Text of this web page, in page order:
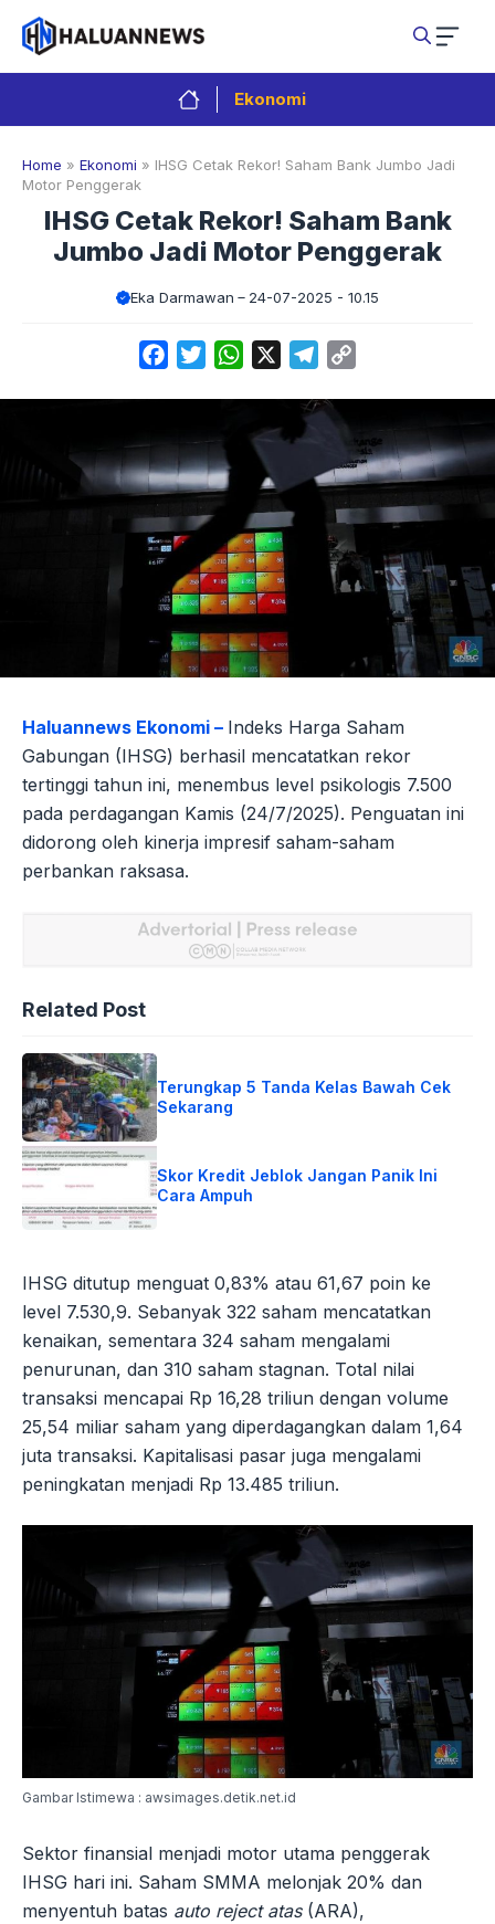
Langsung
isi
Ekonomi
Home » Ekonomi » IHSG Cetak Rekor! Saham Bank Jumbo Jadi
Motor Penggerak
IHSG Cetak Rekor! Saham Bank
Jumbo Jadi Motor Penggerak
Eka Darmawan 24-07-2025 - 10.15
FacebookTwitterWhatsApp Telegram
Haluannews Ekonomi – Indeks Harga Saham
Gabungan (IHSG) berhasil mencatatkan rekor
tertinggi tahun ini, menembus level psikologis 7.500
pada perdagangan Kamis (24/7/2025). Penguatan ini
didorong oleh kinerja impresif saham-saham
perbankan raksasa.
Related Post
Terungkap 5 Tanda Kelas Bawah Cek
Sekarang
Skor Kredit Jeblok Jangan Panik Ini
Cara Ampuh
IHSG ditutup menguat 0,83% atau 61,67 poin ke
level 7.530,9. Sebanyak 322 saham mencatatkan
kenaikan, sementara 324 saham mengalami
penurunan, dan 310 saham stagnan. Total nilai
transaksi mencapai Rp 16,28 triliun dengan volume
25,54 miliar saham yang diperdagangkan dalam 1,64
juta transaksi. Kapitalisasi pasar juga mengalami
peningkatan menjadi Rp 13.485 triliun.
Gambar Istimewa : awsimages.detik.net.id
Sektor finansial menjadi motor utama penggerak
IHSG hari ini. Saham SMMA melonjak 20% dan
menyentuh batas auto reject atas(ARA),